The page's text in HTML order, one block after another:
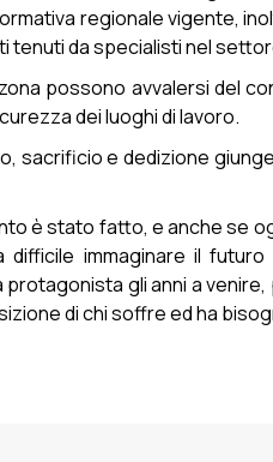
regionale vigente,
da specialisti nel
possono avvalersi del
dei luoghi di lavoro.
sacrificio e dedizione
è stato fatto, e anche se
immaginare il
protagonista gli anni a
di chi soffre ed ha